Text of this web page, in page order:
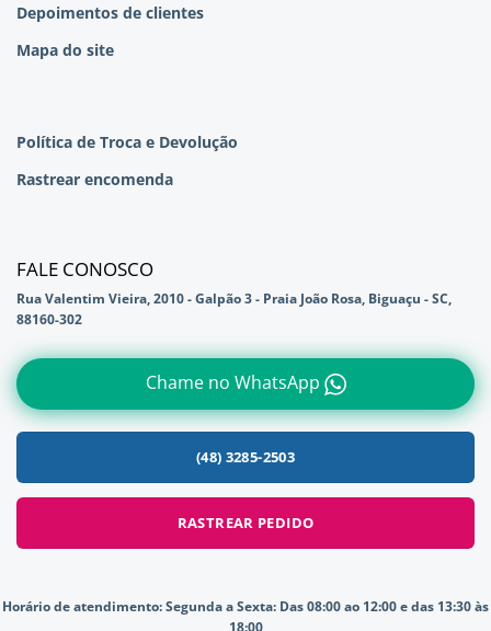
Depoimentos de clientes
Mapa do site
Política de Troca e Devolução
Rastrear encomenda
FALE CONOSCO
Rua Valentim Vieira, 2010 - Galpão 3 - Praia João Rosa, Biguaçu - SC,
88160-302
Chame no WhatsApp
(48) 3285-2503
RASTREAR PEDIDO
Horário de atendimento:Segunda a Sexta: Das 08:00 ao 12:00 e das 13:30 às
18:00